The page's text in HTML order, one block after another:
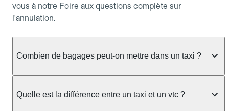
vous à notre Foire aux questions complète sur
l'annulation.
Combien de bagages peut-on mettre dans un taxi ?
taxi berline accueille en général jusqu'à 3 bagages
Quelle est la différence entre un taxi et un vtc ?